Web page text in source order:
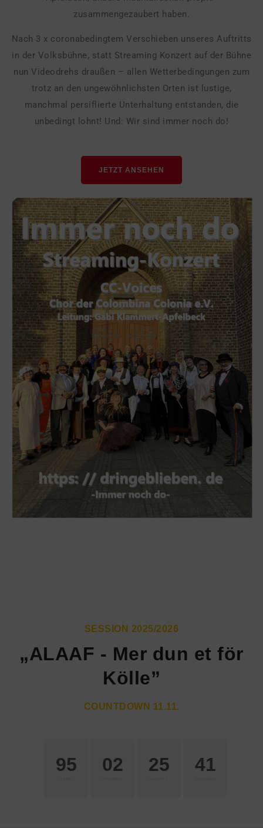
zusammengezaubert haben.
Nach 3 x coronabedingtem Verschieben unseres Auftritts
in der Volksbühne, statt Streaming Konzert auf der Bühne
nun Videodrehs draußen – allen Wetterbedingungen zum
trotz an den ungewöhnlichsten Orten ist lustige,
manchmal persiflierte Unterhaltung entstanden, die
unbedingt lohnt! Und: Wir sind immer noch do!
JETZT ANSEHEN
SESSION 2025/2026
„ALAAF - Mer dun et för
Kölle”
COUNTDOWN 11.11.
95 02 25 39